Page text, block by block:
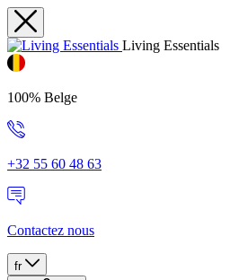
Living Essentials
100% Belge
+32 55 60 48 63
Contactez nous
fr